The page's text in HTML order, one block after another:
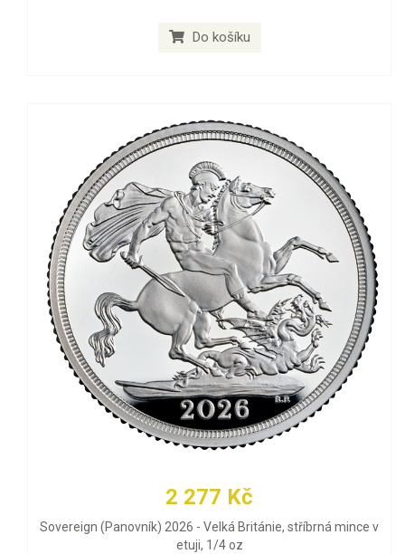
Do košíku
2 277 Kč
Sovereign (Panovník) 2026 - Velká Británie, stříbrná mince v
etuji, 1/4 oz